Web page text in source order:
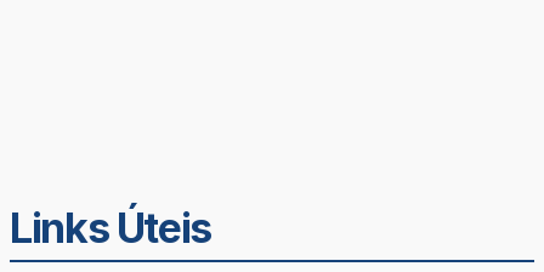
Links Úteis